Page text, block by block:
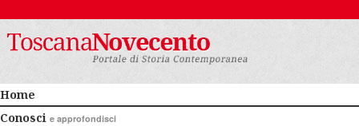
Home
Conosci e approfondisci